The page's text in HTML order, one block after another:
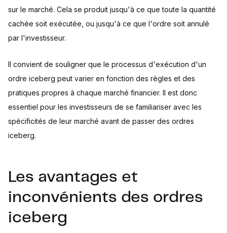
sur le marché. Cela se produit jusqu'à ce que toute la quantité
cachée soit exécutée, ou jusqu'à ce que l'ordre soit annulé
par l'investisseur.
Il convient de souligner que le processus d'exécution d'un
ordre iceberg peut varier en fonction des règles et des
pratiques propres à chaque marché financier. Il est donc
essentiel pour les investisseurs de se familiariser avec les
spécificités de leur marché avant de passer des ordres
iceberg.
Les avantages et
inconvénients des ordres
iceberg